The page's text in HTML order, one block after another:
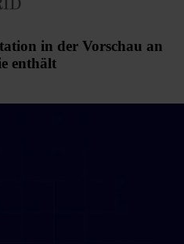
in der Vorschau an
enthält